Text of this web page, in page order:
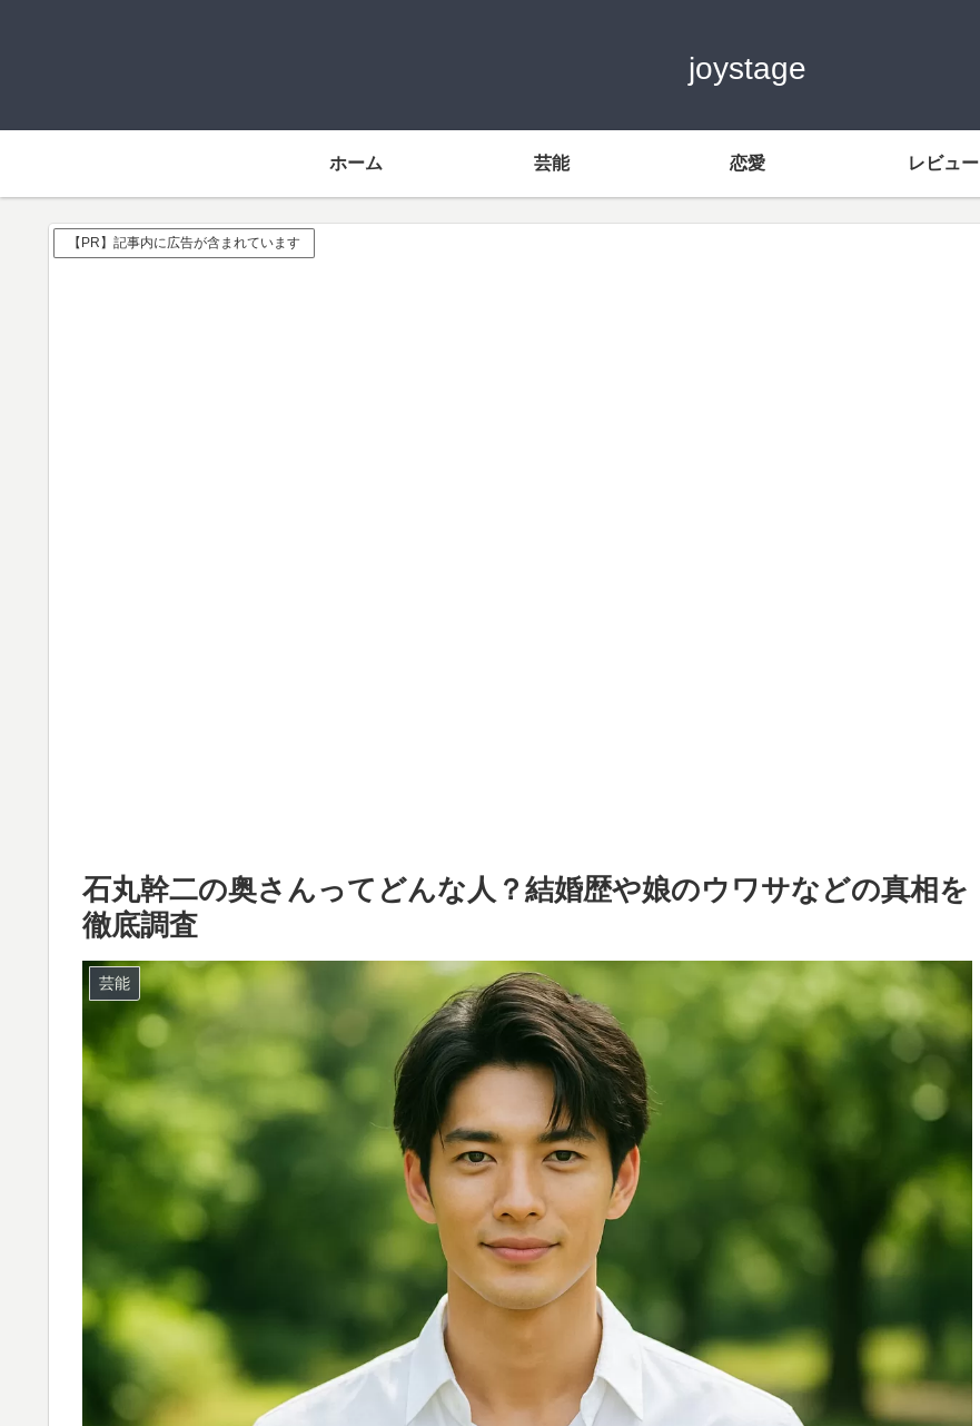
joystage
ホーム 芸能 恋愛 レビュー
【PR】記事内に広告が含まれています
石丸幹二の奥さんってどんな人？結婚歴や娘のウワサなどの真相を
徹底調査
芸能